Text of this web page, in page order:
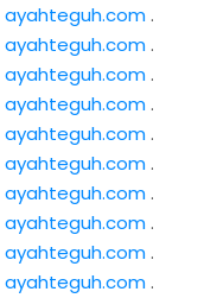
ayahteguh.com.
ayahteguh.com.
ayahteguh.com.
ayahteguh.com.
ayahteguh.com.
ayahteguh.com.
ayahteguh.com.
ayahteguh.com.
ayahteguh.com.
ayahteguh.com.